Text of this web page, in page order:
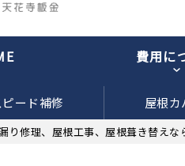
費用に
ード補修 屋根
り修理、屋根工事、屋根葺き替えな